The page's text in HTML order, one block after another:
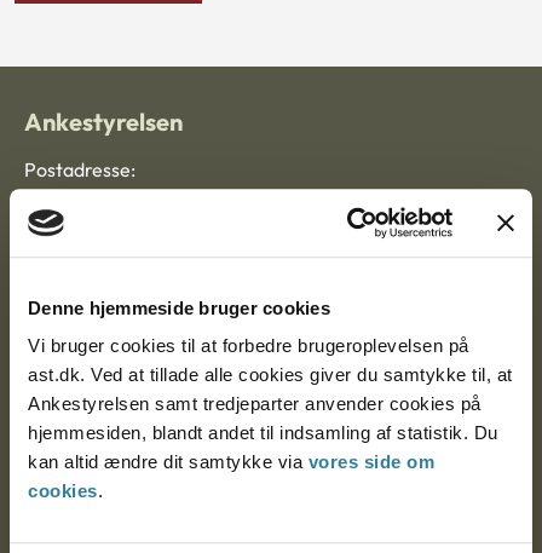
Denne hjemmeside bruger cookies
Vi bruger cookies til at forbedre brugeroplevelsen på
ast.dk. Ved at tillade alle cookies giver du samtykke til, at
Ankestyrelsen samt tredjeparter anvender cookies på
hjemmesiden, blandt andet til indsamling af statistik. Du
kan altid ændre dit samtykke via vores side om
cookies.
Ankestyrelsen
Postadresse:
Nytorv 7, 2. sal
9000 Aalborg
Ankestyrelsen Aalborg
Ankestyrelsen København
CVR: 1007 4002